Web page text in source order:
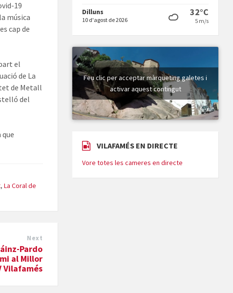
19
música
cap de
el
de La
de Metall
del
,La Coral de
Next
Pardo
al Millor
Vilafamés
Vermuts a la Font. Hit parit
Dilluns
10 d'agost de 2026
32°C
5 m/s
Feu clic per acceptar màrqueting galetes i
activar aquest contingut
VILAFAMÉS EN DIRECTE
Vore totes les cameres en directe